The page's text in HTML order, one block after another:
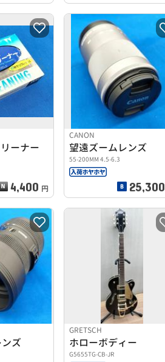
ーナー
4,400 円
CANON
望遠ズームレンズ
55-200MM 4.5-6.3
25,300
ズ
GRETSCH
ホローボディー
G5655TG-CB-JR